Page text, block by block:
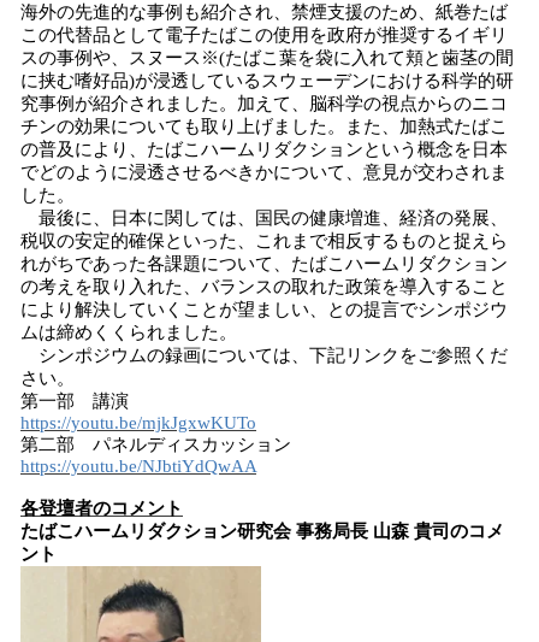
海外の先進的な事例も紹介され、禁煙支援のため、紙巻たば
この代替品として電子たばこの使用を政府が推奨するイギリ
スの事例や、スヌース※(たばこ葉を袋に入れて頬と歯茎の間
に挟む嗜好品)が浸透しているスウェーデンにおける科学的研
究事例が紹介されました。加えて、脳科学の視点からのニコ
チンの効果についても取り上げました。また、加熱式たばこ
の普及により、たばこハームリダクションという概念を日本
でどのように浸透させるべきかについて、意見が交わされま
した。
最後に、日本に関しては、国民の健康増進、経済の発展、
税収の安定的確保といった、これまで相反するものと捉えら
れがちであった各課題について、たばこハームリダクション
の考えを取り入れた、バランスの取れた政策を導入すること
により解決していくことが望ましい、との提言でシンポジウ
ムは締めくくられました。
シンポジウムの録画については、下記リンクをご参照くだ
さい。
第一部 講演
https://youtu.be/mjkJgxwKUTo
第二部 パネルディスカッション
https://youtu.be/NJbtiYdQwAA
各登壇者のコメント
たばこハームリダクション研究会 事務局長 山森 貴司のコメ
ント